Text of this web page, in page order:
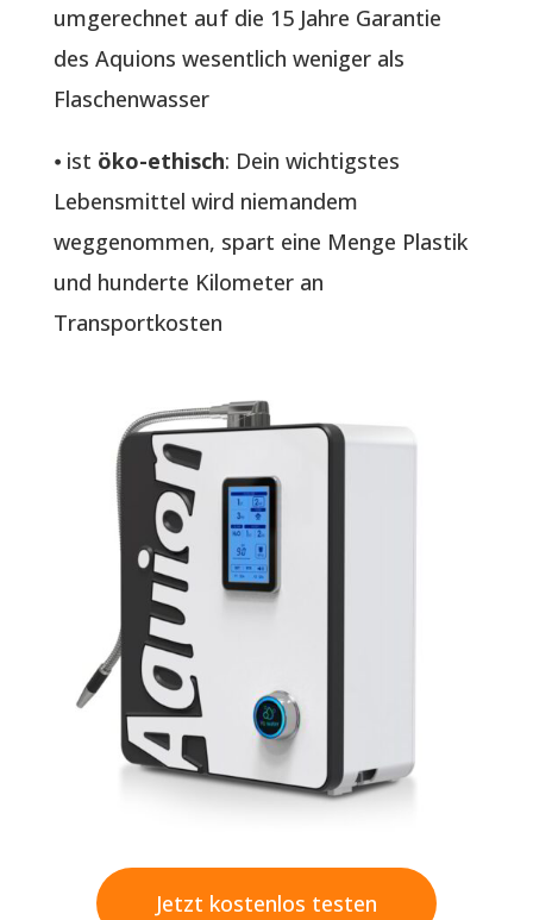
umgerechnet auf die 15 Jahre Garantie
des Aquions wesentlich weniger als
Flaschenwasser
⦁ ist öko-ethisch: Dein wichtigstes
Lebensmittel wird niemandem
weggenommen, spart eine Menge Plastik
und hunderte Kilometer an
Transportkosten
Jetzt kostenlos testen